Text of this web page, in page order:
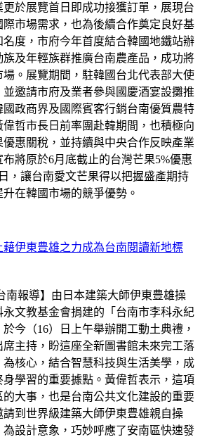
於展覽首日即成功接獲訂單，展現台
市場需求，也為後續合作奠定良好基
度，市府今年首度結合韓國地鐵站辦
及年輕族群推廣台南農產品，成功將
。展覽期間，駐韓國台北代表部大使
並邀請市府及業者參與國慶酒宴設攤推
政商界及國際賓客行銷台南優質農特
哲市長日前率團赴韓期間，也積極向
惠關稅，並持續與中央合作反映產業
將原於6月底截止的台灣芒果5%優惠
，讓台南愛文芒果得以把握盛產期持
在韓國市場的競爭優勢。
伊東豊雄之力成為台南閱讀新地標
南報導】由日本建築大師伊東豊雄操
文教基金會捐建的「台南市李科永紀
今（16）日上午舉辦開工動土典禮，
主持，盼這座全新圖書館未來完工落
核心，結合智慧科技與生活美學，成
學習的重要據點。黃偉哲表示，這項
大事，也是台南公共文化建設的重要
到世界級建築大師伊東豊雄親自操
設計意象，巧妙呼應了安南區快速發